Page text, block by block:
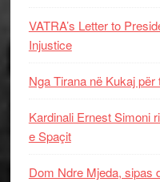
VATRA’s Letter to
Injustice
Nga Tirana në Kukaj për
Kardinali Ernest Simoni
e Spaçit
Dom Ndre Mjeda, sipas